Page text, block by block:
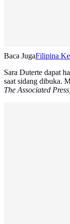
Baca JugaFilipina
Sara Duterte dapat
saat sidang dibuka.
The Associated Press,